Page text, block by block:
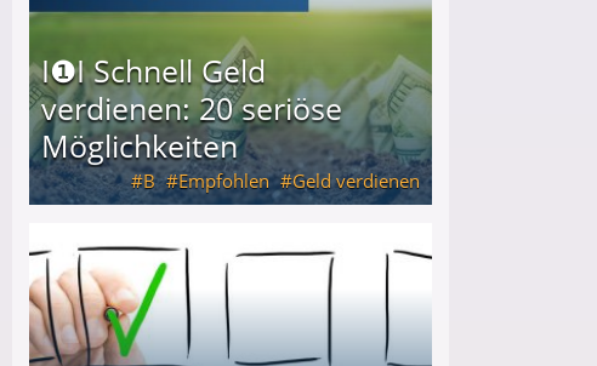
I❶I Schnell Geld
verdienen: 20 seriöse
Möglichkeiten
B Empfohlen Geld verdienen